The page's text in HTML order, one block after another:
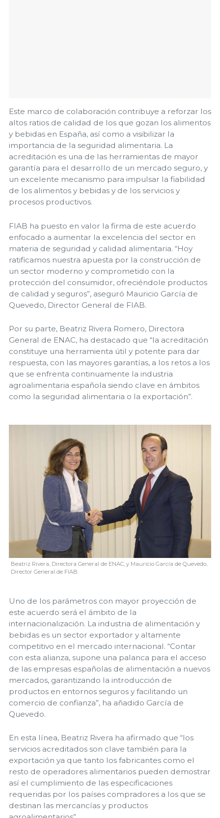
Este marco de colaboración contribuye a reforzar los
altos ratios de calidad de los que gozan los alimentos
y bebidas en España, así como a visibilizar la
importancia de la seguridad alimentaria. La
acreditación es una de las herramientas de mayor
garantía para el desarrollo de un mercado seguro, y
un excelente mecanismo para impulsar la fiabilidad
de los alimentos y bebidas y de los servicios y
procesos productivos.
FIAB ha puesto en valor la firma de este acuerdo
enfocado a aumentar la excelencia del sector en
materia de seguridad y calidad alimentaria. “Hoy
ratificamos nuestra apuesta por la construcción de
un sector moderno y comprometido con la
protección del consumidor, ofreciéndole productos
de calidad y seguros”, aseguró Mauricio García de
Quevedo, Director General de FIAB.
Por su parte, Beatriz Rivera Romero, Directora
General de ENAC, ha destacado que “la acreditación
constituye una herramienta útil y potente para dar
respuesta, con las mayores garantías, a los retos a los
que se enfrenta continuamente la industria
agroalimentaria española siendo clave en ámbitos
como la seguridad alimentaria o la exportación”.
Beatriz Rivera, Directora General de ENAC, y Mauricio García de Quevedo,
Director General de FIAB.
Uno de los parámetros con mayor proyección de
este acuerdo será el ámbito de la
internacionalización. La industria de alimentación y
bebidas es un sector exportador y altamente
competitivo en el mercado internacional. “Contar
con esta alianza, supone una palanca para el acceso
de las empresas españolas de alimentación a nuevos
mercados, garantizando la introducción de
productos en entornos seguros y facilitando un
comercio de confianza”, ha añadido García de
Quevedo.
En esta línea, Beatriz Rivera ha afirmado que “los
servicios acreditados son clave también para la
exportación ya que tanto los fabricantes como el
resto de operadores alimentarios pueden demostrar
así el cumplimiento de las especificaciones
requeridas por los países compradores a los que se
destinan las mercancías y productos